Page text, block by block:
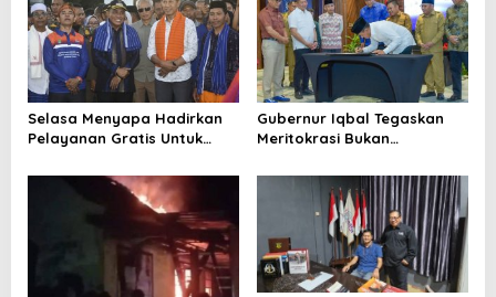
Selasa Menyapa Hadirkan
Pelayanan Gratis Untuk
Gubernur Iqbal Tegaskan
Meritokrasi Bukan